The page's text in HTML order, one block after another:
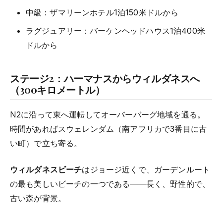
中級：ザマリーンホテル1泊150米ドルから
ラグジュアリー：バーケンヘッドハウス1泊400米
ドルから
ステージ2：ハーマナスからウィルダネスへ
（300キロメートル）
N2に沿って東へ運転してオーバーバーグ地域を通る。
時間があればスウェレンダム（南アフリカで3番目に古
い町）で立ち寄る。
ウィルダネスビーチはジョージ近くで、ガーデンルート
の最も美しいビーチの一つである——長く、野性的で、
古い森が背景。